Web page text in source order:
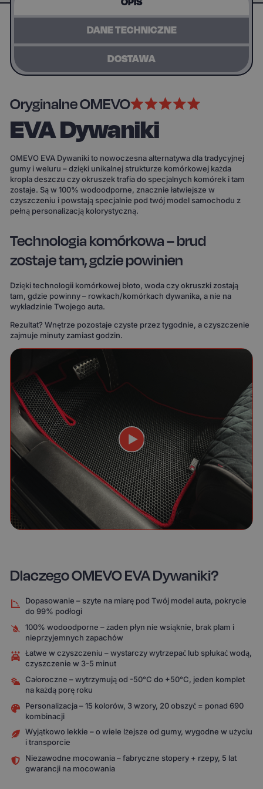
DANE TECHNICZNE
DOSTAWA
Oryginalne OMEVO
EVA Dywaniki
OMEVO EVA Dywaniki to nowoczesna alternatywa dla tradycyjnej
gumy i weluru – dzięki unikalnej strukturze komórkowej każda
kropla deszczu czy okruszek trafia do specjalnych komórek i tam
zostaje. Są w 100% wodoodporne, znacznie łatwiejsze w
czyszczeniu i powstają specjalnie pod twój model samochodu z
pełną personalizacją kolorystyczną.
Technologia komórkowa – brud
zostaje tam, gdzie powinien
Dzięki technologii komórkowej błoto, woda czy okruszki zostają
tam, gdzie powinny – rowkach/komórkach dywanika, a nie na
wykładzinie Twojego auta.
Rezultat? Wnętrze pozostaje czyste przez tygodnie, a czyszczenie
zajmuje minuty zamiast godzin.
Dlaczego OMEVO EVA Dywaniki?
Dopasowanie – szyte na miarę pod Twój model auta, pokrycie
do 99% podłogi
100% wodoodporne – żaden płyn nie wsiąknie, brak plam i
nieprzyjemnych zapachów
Łatwe w czyszczeniu – wystarczy wytrzepać lub spłukać wodą,
czyszczenie w 3-5 minut
Całoroczne – wytrzymują od -50°C do +50°C, jeden komplet
na każdą porę roku
Personalizacja – 15 kolorów, 3 wzory, 20 obszyć = ponad 690
kombinacji
Wyjątkowo lekkie – o wiele lżejsze od gumy, wygodne w użyciu
i transporcie
Niezawodne mocowania – fabryczne stopery + rzepy, 5 lat
gwarancji na mocowania